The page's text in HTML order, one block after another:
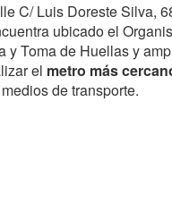
C/ Luis Doreste Silva,
ubicado el
y Toma de Huellas y
el metro más
de transporte.